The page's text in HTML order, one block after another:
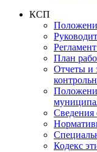
КСП
План
Отчеты и
Сведения
Кодекс